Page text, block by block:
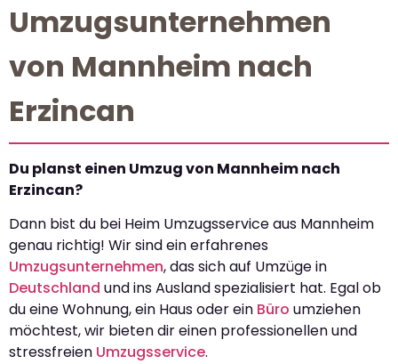
Umzugsunternehmen
von Mannheim nach
Erzincan
Du planst einen Umzug von Mannheim nach
Erzincan?
Dann bist du bei Heim Umzugsservice aus Mannheim
genau richtig! Wir sind ein erfahrenes
Umzugsunternehmen, das sich auf Umzüge in
Deutschland und ins Ausland spezialisiert hat. Egal ob
du eine Wohnung, ein Haus oder ein Büro umziehen
möchtest, wir bieten dir einen professionellen und
stressfreien Umzugsservice.